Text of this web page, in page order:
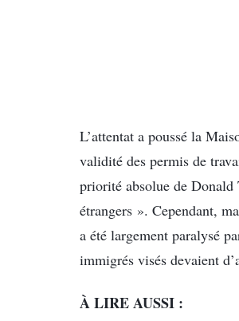
L’attentat a poussé la
validité des permis de
priorité absolue de
étrangers ». Cependant,
a été largement paralysé
immigrés visés devaient
À LIRE AUSSI :